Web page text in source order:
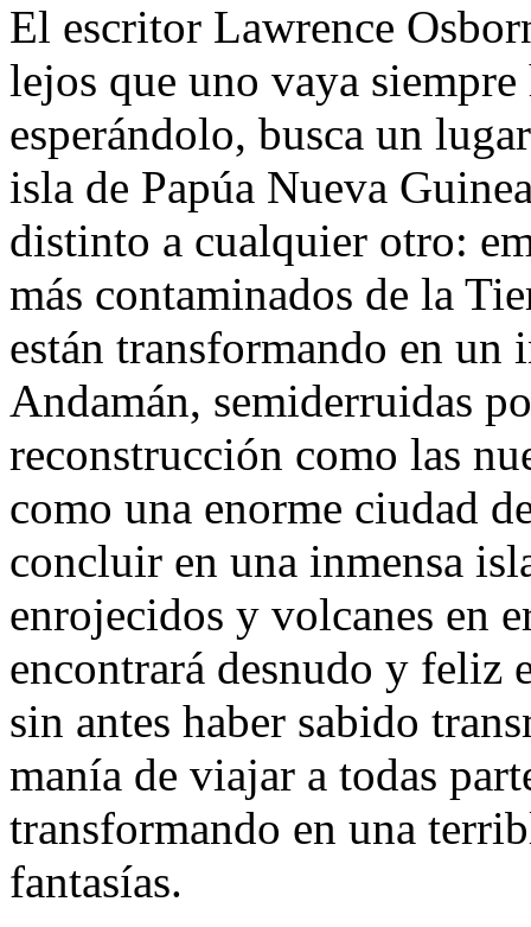
El escritor Lawrence
lejos que uno vaya
esperándolo, busca un
isla de Papúa Nueva
distinto a cualquier otro:
más contaminados de la
están transformando en un
Andamán, semiderruidas
reconstrucción como las
como una enorme ciudad
concluir en una inmensa
enrojecidos y volcanes en
encontrará desnudo y feliz
sin antes haber sabido
manía de viajar a todas
transformando en una
fantasías.